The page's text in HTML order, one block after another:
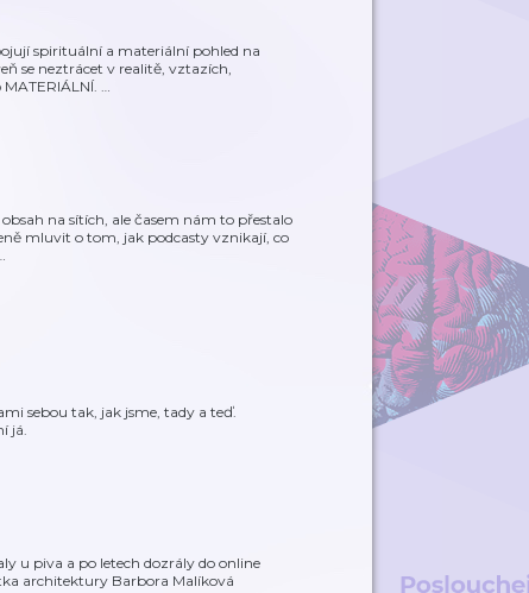
spirituální a materiální pohled na
se neztrácet v realitě, vztazích,
…
na sítích, ale časem nám to přestalo
mluvit o tom, jak podcasty vznikají, co
sebou tak, jak jsme, tady a teď.
já.
u piva a po letech dozrály do online
architektury Barbora Malíková